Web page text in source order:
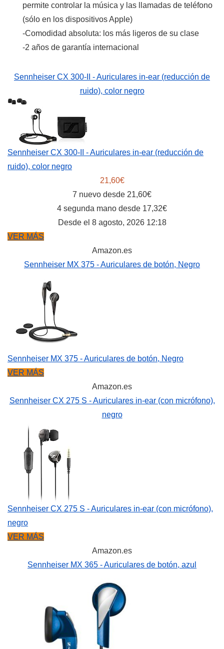
permite controlar la música y las llamadas de teléfono
(sólo en los dispositivos Apple)
-Comodidad absoluta: los más ligeros de su clase
-2 años de garantía internacional
Sennheiser CX 300-II - Auriculares in-ear (reducción de
ruido), color negro
Sennheiser CX 300-II - Auriculares in-ear (reducción de
ruido), color negro
21,60€
7 nuevo desde 21,60€
4 segunda mano desde 17,32€
Desde el 8 agosto, 2026 12:18
VER MÁS
Amazon.es
Sennheiser MX 375 - Auriculares de botón, Negro
Sennheiser MX 375 - Auriculares de botón, Negro
VER MÁS
Amazon.es
Sennheiser CX 275 S - Auriculares in-ear (con micrófono),
negro
Sennheiser CX 275 S - Auriculares in-ear (con micrófono),
negro
VER MÁS
Amazon.es
Sennheiser MX 365 - Auriculares de botón, azul